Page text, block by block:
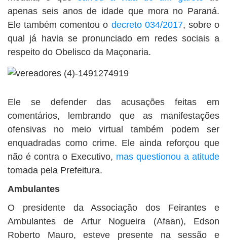
apenas seis anos de idade que mora no Paraná.
Ele também comentou o decreto 034/2017, sobre o
qual já havia se pronunciado em redes sociais a
respeito do Obelisco da Maçonaria.
Ele se defender das acusações feitas em
comentários, lembrando que as manifestações
ofensivas no meio virtual também podem ser
enquadradas como crime. Ele ainda reforçou que
não é contra o Executivo, mas questionou a atitude
tomada pela Prefeitura.
Ambulantes
O presidente da Associação dos Feirantes e
Ambulantes de Artur Nogueira (Afaan), Edson
Roberto Mauro, esteve presente na sessão e